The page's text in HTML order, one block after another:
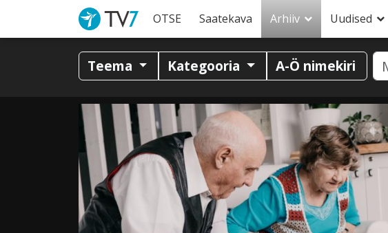
OTSE Saatekava Arhiiv Uudised
Teema Kategooria A-Ö nimekiri